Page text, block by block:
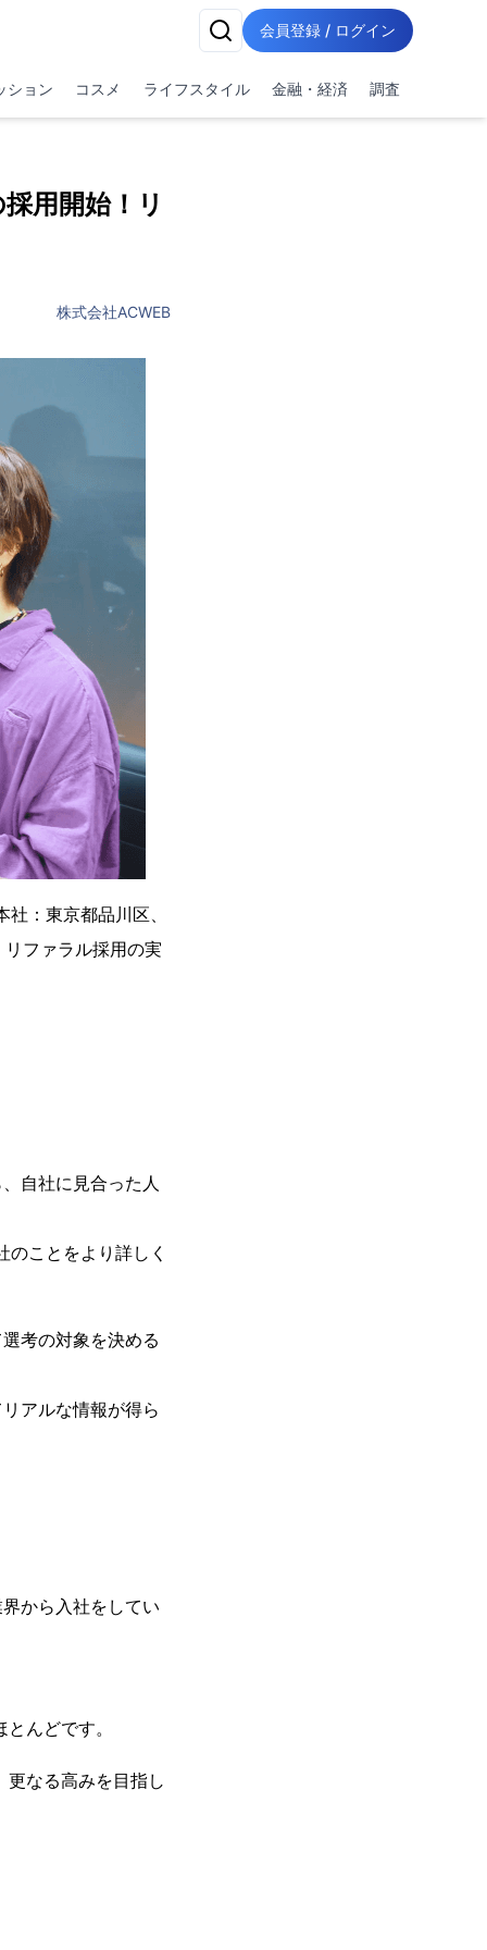
会員登録 / ログイン
ション コスメ ライフスタイル 金融・経済 調査
用開始！リ
株式会社ACWEB
：東京都品川区、
ファラル採用の実
自社に見合った人
ことをより詳しく
考の対象を決める
アルな情報が得ら
から入社をしてい
んどです。
更なる高みを目指し